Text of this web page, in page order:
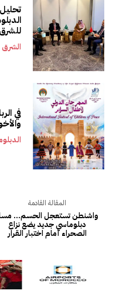
في
المقالة القادمة
واشنطن تستعجل الحسم…
دبلوماسي جديد يضع نزاع
الصحراء أمام اختبار القرار